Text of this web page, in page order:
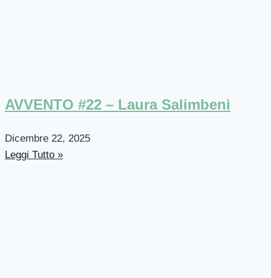
AVVENTO #22 – Laura Salimbeni
Dicembre 22, 2025
Leggi Tutto »